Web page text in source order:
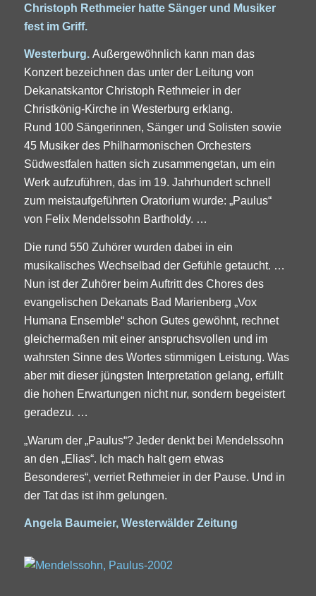
Christoph Rethmeier hatte Sänger und Musiker
fest im Griff.
Westerburg. Außergewöhnlich kann man das
Konzert bezeichnen das unter der Leitung von
Dekanatskantor Christoph Rethmeier in der
Christkönig-Kirche in Westerburg erklang.
Rund 100 Sängerinnen, Sänger und Solisten sowie
45 Musiker des Philharmonischen Orchesters
Südwestfalen hatten sich zusammengetan, um ein
Werk aufzuführen, das im 19. Jahrhundert schnell
zum meistaufgeführten Oratorium wurde: „Paulus“
von Felix Mendelssohn Bartholdy. …
Die rund 550 Zuhörer wurden dabei in ein
musikalisches Wechselbad der Gefühle getaucht. …
Nun ist der Zuhörer beim Auftritt des Chores des
evangelischen Dekanats Bad Marienberg „Vox
Humana Ensemble“ schon Gutes gewöhnt, rechnet
gleichermaßen mit einer anspruchsvollen und im
wahrsten Sinne des Wortes stimmigen Leistung. Was
aber mit dieser jüngsten Interpretation gelang, erfüllt
die hohen Erwartungen nicht nur, sondern begeistert
geradezu. …
„Warum der „Paulus“? Jeder denkt bei Mendelssohn
an den „Elias“. Ich mach halt gern etwas
Besonderes“, verriet Rethmeier in der Pause. Und in
der Tat das ist ihm gelungen.
Angela Baumeier, Westerwälder Zeitung